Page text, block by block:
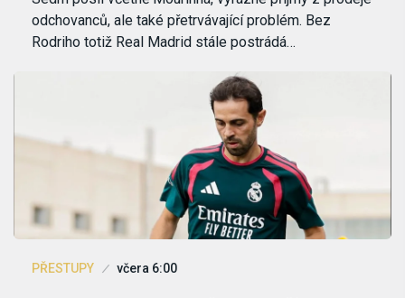
odchovanců, ale také přetrvávající problém. Bez
Rodriho totiž Real Madrid stále postrádá…
PŘESTUPY včera 6:00